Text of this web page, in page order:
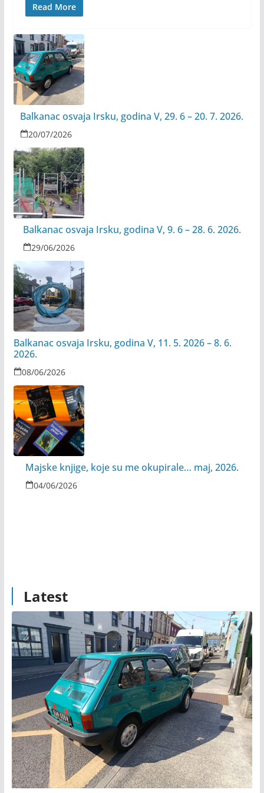
Read More
Balkanac osvaja Irsku, godina V, 29. 6 – 20. 7. 2026.
20/07/2026
Balkanac osvaja Irsku, godina V, 9. 6 – 28. 6. 2026.
29/06/2026
Balkanac osvaja Irsku, godina V, 11. 5. 2026 – 8. 6.
2026.
08/06/2026
Majske knjige, koje su me okupirale… maj, 2026.
04/06/2026
Latest